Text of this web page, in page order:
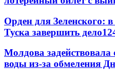
Орден для Зеленского:
Туска завершить дело
Молдова задействовала
воды из-за обмеления